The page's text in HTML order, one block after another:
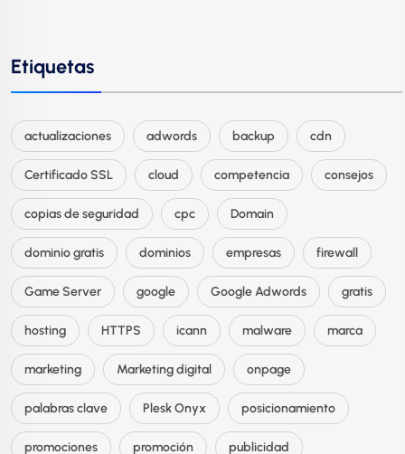
Etiquetas
actualizaciones adwords backup cdn
Certificado SSL cloud competencia consejos
copias de seguridad cpc Domain
dominio gratis dominios empresas firewall
Game Server google Google Adwords gratis
hosting HTTPS icann malware marca
marketing Marketing digital onpage
palabras clave Plesk Onyx posicionamiento
promociones promoción publicidad